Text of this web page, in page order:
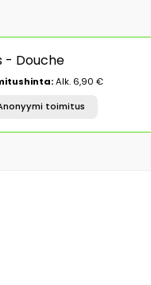
- Douche
Alk. 6,90 €
toimitus